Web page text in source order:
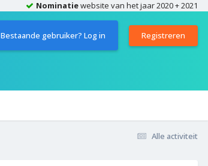
Nominatiewebsite van het jaar 2020 + 2021
Bestaande gebruiker? Log in Registreren
Alle activiteit